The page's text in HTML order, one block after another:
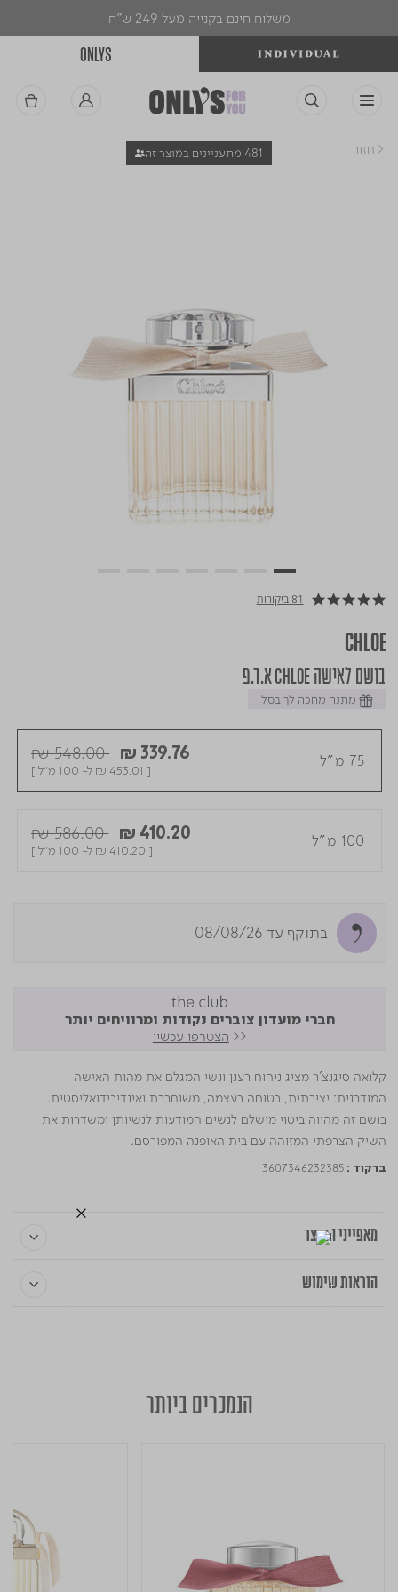
משלוח חינם בקנייה מעל 249 ש"ח
ONLYS
< חזור 481 מתעניינים במוצר זה
5.0 star rating 81 ביקורות
CHLOE
בושם לאישה CHLOE א.ד.פ
מתנה מחכה לך בסל
75 מ"ל Price reduced from
₪ 548.00to₪ 339.76
[
₪ 453.01 ל- 100 מ"ל ]
100 מ"ל Price reduced from
₪ 586.00to₪ 410.20
[
₪ 410.20 ל- 100 מ"ל ]
בתוקף עד 08/08/26
חברי מועדון צוברים נקודות ומרוויחים יותר
<< הצטרפו עכשיו
קלואה סיגנצ'ר מציג ניחוח רענן ונשי המגלם את מהות האישה
המודרנית: יצירתית, בטוחה בעצמה, משוחררת ואינדיבידואליסטית.
בושם זה מהווה ביטוי מושלם לנשים המודעות לנשיותן ומשדרות את
השיק הצרפתי המזוהה עם בית האופנה המפורסם.
ברקוד :3607346232385
מאפייני המוצר
הוראות שימוש
הנמכרים ביותר